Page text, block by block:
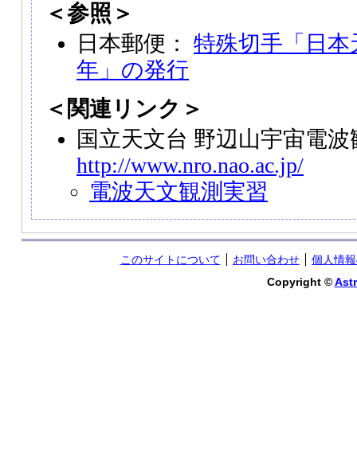
＜参照＞
日本郵便： 特殊切手「日本
年」の発行
＜関連リンク＞
国立天文台 野辺山宇宙電
http://www.nro.nao.ac.jp/
電波天文観測実習
このサイトについて お問い合わせ
個人情
Copyright ©